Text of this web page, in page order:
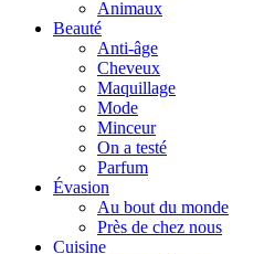
Animaux
Beauté
Anti-âge
Cheveux
Maquillage
Mode
Minceur
On a testé
Parfum
Évasion
Au bout du monde
Près de chez nous
Cuisine